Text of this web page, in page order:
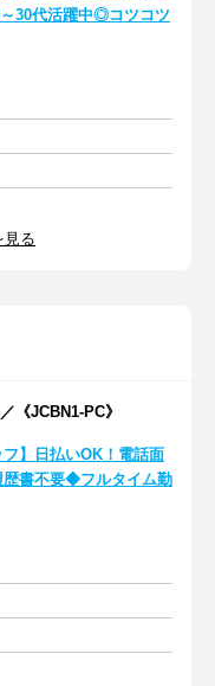
30代活躍中◎コツコツ
見る
《JCBN1-PC》
フ】日払いOK！電話面
歴書不要◆フルタイム勤